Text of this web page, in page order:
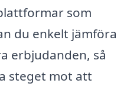
som
du enkelt jämföra
erbjudanden, så
steget mot att